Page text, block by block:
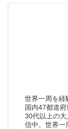
世界一周を経
国内47都道府
30代以上の
信中。世界一